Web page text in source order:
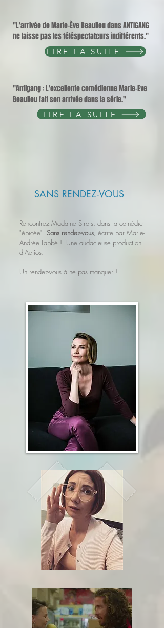
"L'arrivée de Marie-Ève Beaulieu dans ANTIGANG
ne laisse pas les téléspectateurs indifférents."
LIRE LA SUITE
"Antigang : L'excellente comédienne Marie-Eve
Beaulieu fait son arrivée dans la série."
LIRE LA SUITE
SANS RENDEZ-VOUS
Rencontrez Madame Sirois, dans la comédie
"épicée" Sans rendez-vous, écrite par Marie-
Andrée Labbé ! Une audacieuse production
d'Aetios.
Un rendez-vous à ne pas manquer !